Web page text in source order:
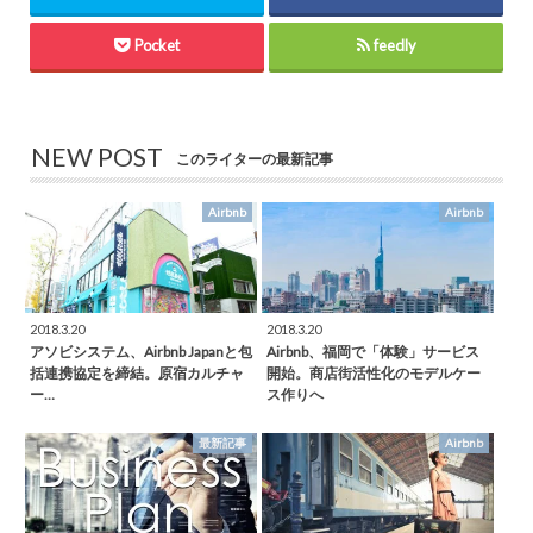
Pocket feedly
NEW POST このライターの最新記事
Airbnb
2018.3.20
アソビシステム、Airbnb Japanと包
括連携協定を締結。原宿カルチャ
ー…
Airbnb
2018.3.20
Airbnb、福岡で「体験」サービス
開始。商店街活性化のモデルケー
ス作りへ
最新記事 Airbnb